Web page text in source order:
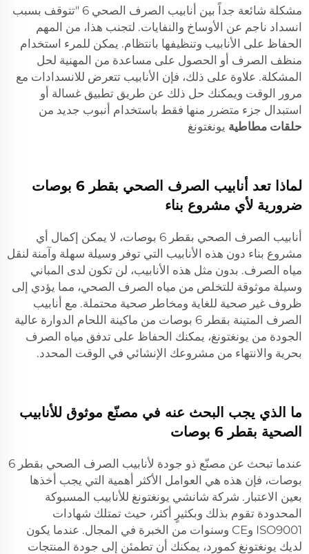
مشكلة شائعة جداً بين أنابيب الصرف الصحي 6 "تتوقف بسبب
انسداد ناجم عن الأوساخ والنفايات. لتجنب هذا، من المهم
الحفاظ على الأنابيب وتنظيفها بانتظام. يمكن للمرء استخدام
منظف الصرف أو الحصول على مساعدة من المهنية لحل
المشكلة. علاوة على ذلك، فإن الأنابيب تتعرض للانسدادات مع
مرور الوقت ويمكنك حل ذلك عن طريق تطبيق غسالة أو
استبدال جزء متضرر منها فقط باستخدام أنبوب جديد من
حلقات مطاطية يونغتونغ
لماذا تعد أنابيب الصرف الصحي بقطر 6 بوصات
ضرورية لأي مشروع بناء
أنابيب الصرف الصحي بقطر 6 بوصات، لا يمكن إكمال أي
مشروع بناء دون هذه الأنابيب التي توفر وسيلة سهلة وآمنة لنقل
مياه الصرف. بدون مثل هذه الأنابيب، لن تكون لدى المباني
وسيلة موثوقة للتخلص من مياه الصرف الصحي، مما يؤدي إلى
ظروف غير صحية للغاية ومخاطر صحية محتملة. مع أنابيب
الصرف المتينة بقطر 6 بوصات من ماكينة اللحام الدوارة عالية
الجودة من يونغتونغ، يمكنك الحفاظ على تدفق مياه الصرف
بحرية والانتهاء من مشروعك الإنشائي في الوقت المحدد.
ما الذي يجب البحث عنه في مصنّع موثوق للأنابيب
الصحية بقطر 6 بوصات
عندما تبحث عن مصنّع ذو جودة لأنابيب الصرف الصحي بقطر 6
بوصات، فإن هذه هي العوامل الأكثر أهمية التي يجب أخذها
بعين الاعتبار. شركة شانشي يونغتونغ للأنابيب المسبوكة
المحدودة تقوم بذلك وبكثيرٍ أكثر، حيث تمتلك شهادات
ISO9001 وCE وسنوات من الخبرة في المجال. عندما يكون
لديك يونغتونغ كمورد، يمكنك أن تطمئن إلى جودة المنتجات